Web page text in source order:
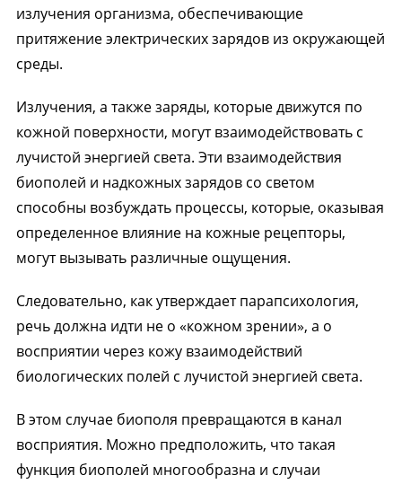
излучения организма, обеспечивающие
притяжение электрических зарядов из окружающей
среды.
Излучения, а также заряды, которые движутся по
кожной поверхности, могут взаимодействовать с
лучистой энергией света. Эти взаимодействия
биополей и надкожных зарядов со светом
способны возбуждать процессы, которые, оказывая
определенное влияние на кожные рецепторы,
могут вызывать различные ощущения.
Следовательно, как утверждает парапсихология,
речь должна идти не о «кожном зрении», а о
восприятии через кожу взаимодействий
биологических полей с лучистой энергией света.
В этом случае биополя превращаются в канал
восприятия. Можно предположить, что такая
функция биополей многообразна и случаи